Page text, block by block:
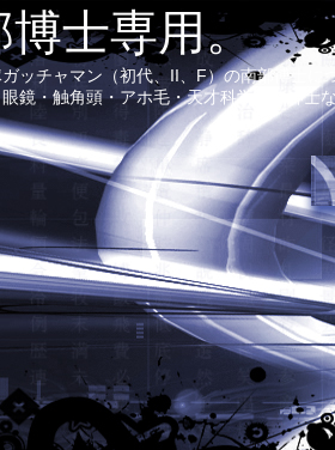
博士専用。
ッチャマン（初代、II、F）の南部博士
鏡・触角頭・アホ毛・天才科学者で紳士